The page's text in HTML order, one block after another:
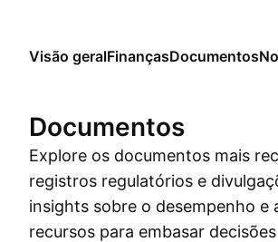
Visão geralFinançasDocumentos
Documentos
Explore os documentos mais
registros regulatórios e
insights sobre o desempenho e
recursos para embasar